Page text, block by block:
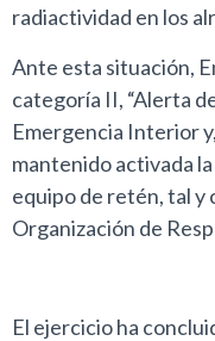
radiactividad en los
Ante esta situación,
categoría II, “Alerta
Emergencia Interior
mantenido activada la
equipo de retén, tal y
Organización de
El ejercicio ha